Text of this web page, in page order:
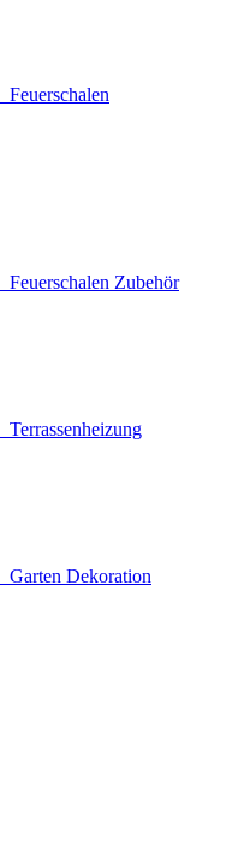
Feuerschalen
Feuerschalen Zubehör
Terrassenheizung
Garten Dekoration